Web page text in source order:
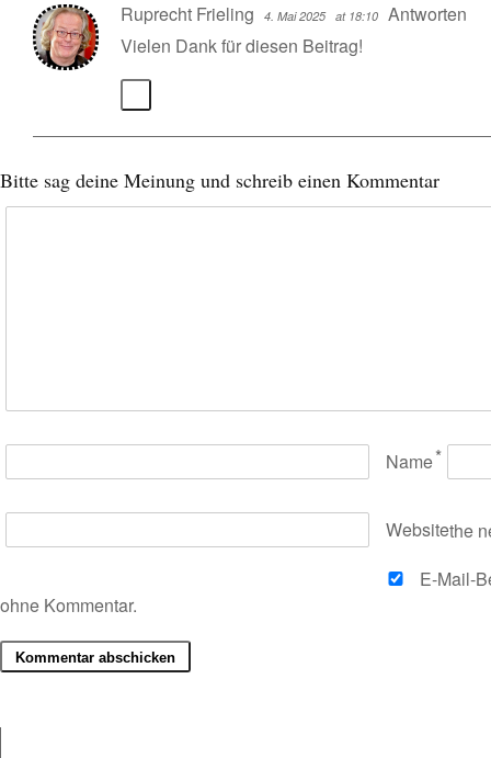
Ruprecht Frieling 4. Mai 2025 at 18:10 Antworten
Vielen Dank für diesen Beitrag!
Bitte sag deine Meinung und schreib einen Kommentar
Name*
Websitethe
E-Mail-
ohne Kommentar.